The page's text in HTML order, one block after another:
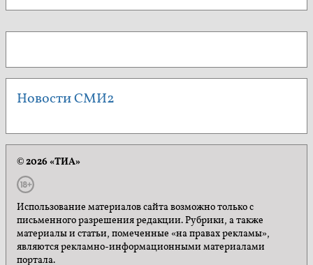
Новости СМИ2
© 2026 «ТИА»
Использование материалов сайта возможно только с
письменного разрешения редакции. Рубрики, а также
материалы и статьи, помеченные «на правах рекламы»,
являются рекламно-информационными материалами
портала.